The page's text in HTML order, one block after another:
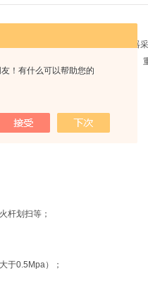
！有什么可以帮助您的
新一代石油产品开口闪点仪。仪器
检功能，该仪器具有测量准确度高
闪点测试的理想仪器。
杆划扫等；
于0.5Mpa）；